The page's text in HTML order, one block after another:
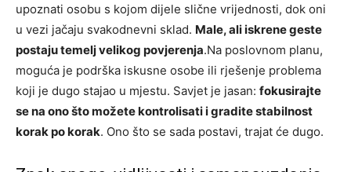
upoznati osobu s kojom dijele slične vrijednosti, dok oni
u vezi jačaju svakodnevni sklad. Male, ali iskrene geste
postaju temelj velikog povjerenja.Na poslovnom planu,
moguća je podrška iskusne osobe ili rješenje problema
koji je dugo stajao u mjestu. Savjet je jasan: fokusirajte
se na ono što možete kontrolisati i gradite stabilnost
korak po korak. Ono što se sada postavi, trajat će dugo.